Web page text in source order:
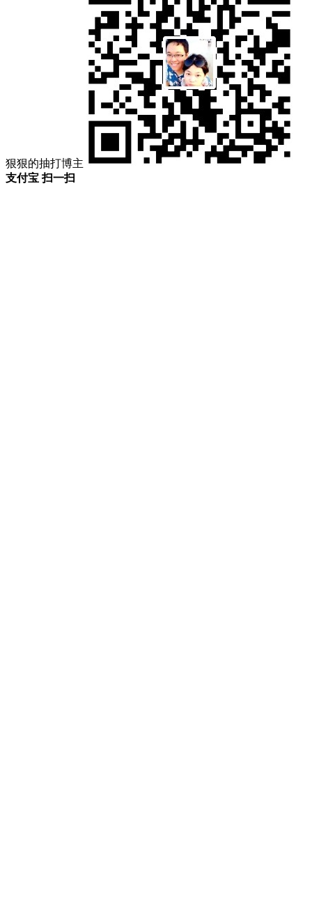
狠狠的抽打博主
支付宝 扫一扫